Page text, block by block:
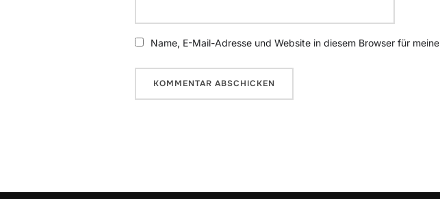
Name, E-Mail-Adresse und Website in diesem Browser für